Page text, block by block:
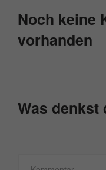
Noch keine
vorhanden
Was denkst